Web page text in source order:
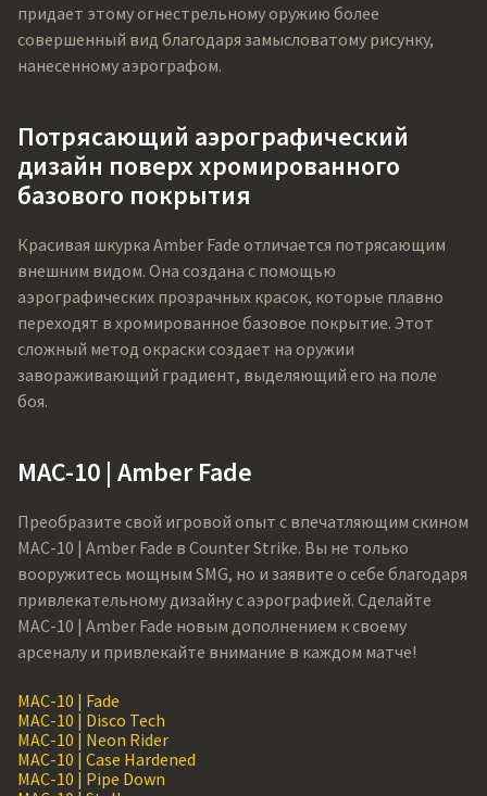
придает этому огнестрельному оружию более
совершенный вид благодаря замысловатому рисунку,
нанесенному аэрографом.
Потрясающий аэрографический
дизайн поверх хромированного
базового покрытия
Красивая шкурка Amber Fade отличается потрясающим
внешним видом. Она создана с помощью
аэрографических прозрачных красок, которые плавно
переходят в хромированное базовое покрытие. Этот
сложный метод окраски создает на оружии
завораживающий градиент, выделяющий его на поле
боя.
MAC-10 | Amber Fade
Преобразите свой игровой опыт с впечатляющим скином
MAC-10 | Amber Fade в Counter Strike. Вы не только
вооружитесь мощным SMG, но и заявите о себе благодаря
привлекательному дизайну с аэрографией. Сделайте
MAC-10 | Amber Fade новым дополнением к своему
арсеналу и привлекайте внимание в каждом матче!
MAC-10 | Fade
MAC-10 | Disco Tech
MAC-10 | Neon Rider
MAC-10 | Case Hardened
MAC-10 | Pipe Down